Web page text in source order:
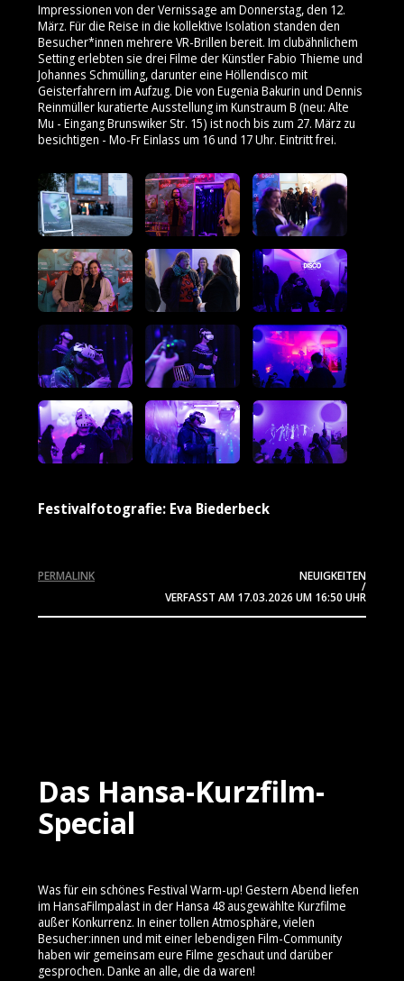
Impressionen von der Vernissage am Donnerstag, den 12.
März. Für die Reise in die kollektive Isolation standen den
Besucher*innen mehrere VR-Brillen bereit. Im clubähnlichem
Setting erlebten sie drei Filme der Künstler Fabio Thieme und
Johannes Schmülling, darunter eine Höllendisco mit
Geisterfahrern im Aufzug. Die von Eugenia Bakurin und Dennis
Reinmüller kuratierte Ausstellung im Kunstraum B (neu: Alte
Mu - Eingang Brunswiker Str. 15) ist noch bis zum 27. März zu
besichtigen - Mo-Fr Einlass um 16 und 17 Uhr. Eintritt frei.
Festivalfotografie: Eva Biederbeck
NEUIGKEITEN
/
VERFASST AM 17.03.2026 UM 16:50 UHR
PERMALINK
Das Hansa-Kurzfilm-
Special
Was für ein schönes Festival Warm-up! Gestern Abend liefen
im HansaFilmpalast in der Hansa 48 ausgewählte Kurzfilme
außer Konkurrenz. In einer tollen Atmosphäre, vielen
Besucher:innen und mit einer lebendigen Film-Community
haben wir gemeinsam eure Filme geschaut und darüber
gesprochen. Danke an alle, die da waren!